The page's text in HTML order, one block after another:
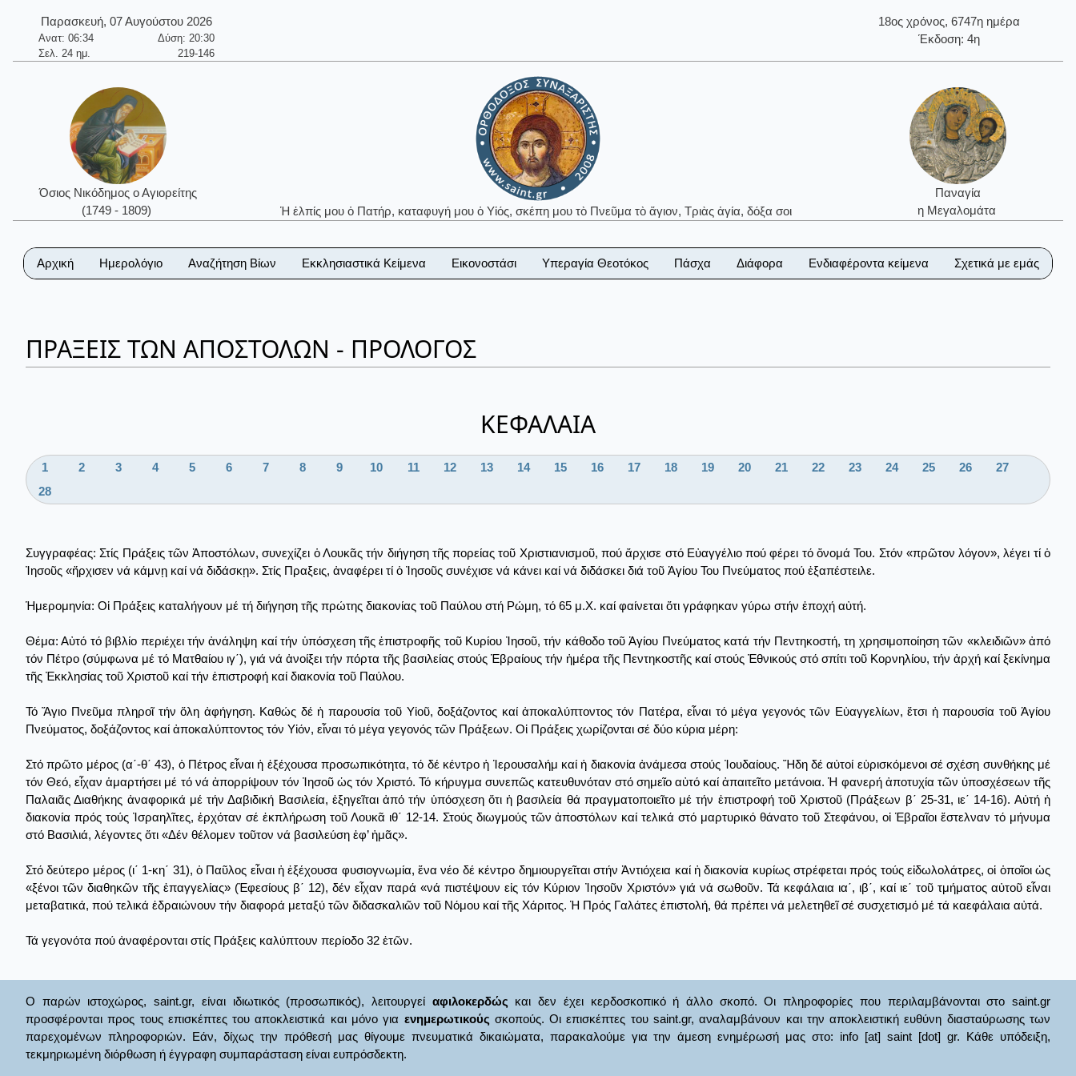
Παρασκευή, 07 Αυγούστου 2026
Ανατ: 06:34
Δύση: 20:30
Σελ. 24 ημ.
219-146
18ος χρόνος, 6747η ημέρα
Έκδοση: 4η
Όσιος Νικόδημος ο Αγιορείτης
(1749 - 1809)
Ἡ ἐλπίς μου ὁ Πατήρ, καταφυγή μου ὁ Υἱός, σκέπη μου τὸ Πνεῦμα τὸ ἅγιον, Τριὰς ἁγία, δόξα σοι
Παναγία
η Μεγαλομάτα
Αρχική Ημερολόγιο Αναζήτηση Βίων Εκκλησιαστικά Κείμενα Εικονοστάσι Υπεραγία Θεοτόκος Πάσχα Διάφορα Ενδιαφέροντα κείμενα Σχετικά με εμάς
ΠΡΑΞΕΙΣ ΤΩΝ ΑΠΟΣΤΟΛΩΝ - ΠΡΟΛΟΓΟΣ
ΚΕΦΑΛΑΙΑ
1 2 3 4 5 6 7 8 9 10 11 12 13 14 15 16 17 18 19 20 21 22 23 24 25 26
27
28
Συγγραφέας: Στίς Πράξεις τῶν Ἀποστόλων, συνεχίζει ὁ Λουκᾶς τήν διήγηση τῆς πορείας τοῦ Χριστιανισμοῦ, πού ἄρχισε στό Εὐαγγέλιο πού φέρει τό ὄνομά Του. Στόν «πρῶτον λόγον», λέγει τί ὁ
Ἰησοῦς «ἤρχισεν νά κάμνῃ καί νά διδάσκῃ». Στίς Πραξεις, ἀναφέρει τί ὁ Ἰησοῦς συνέχισε νά κάνει καί νά διδάσκει διά τοῦ Ἁγίου Του Πνεύματος πού ἐξαπέστειλε.
Ἡμερομηνία: Οἱ Πράξεις καταλήγουν μέ τή διήγηση τῆς πρώτης διακονίας τοῦ Παύλου στή Ρώμη, τό 65 μ.Χ. καί φαίνεται ὅτι γράφηκαν γύρω στήν ἐποχή αὐτή.
Θέμα: Αὐτό τό βιβλίο περιέχει τήν ἀνάληψη καί τήν ὑπόσχεση τῆς ἐπιστροφῆς τοῦ Κυρίου Ἰησοῦ, τήν κάθοδο τοῦ Ἁγίου Πνεύματος κατά τήν Πεντηκοστή, τη χρησιμοποίηση τῶν «κλειδιῶν» ἀπό
τόν Πέτρο (σύμφωνα μέ τό Ματθαίου ιγ΄), γιά νά ἀνοίξει τήν πόρτα τῆς βασιλείας στούς Ἑβραίους τήν ἡμέρα τῆς Πεντηκοστῆς καί στούς Ἐθνικούς στό σπίτι τοῦ Κορνηλίου, τήν ἀρχή καί ξεκίνημα
τῆς Ἐκκλησίας τοῦ Χριστοῦ καί τήν ἐπιστροφή καί διακονία τοῦ Παύλου.
Τό Ἅγιο Πνεῦμα πληροῖ τήν ὅλη ἀφήγηση. Καθώς δέ ἡ παρουσία τοῦ Υἱοῦ, δοξάζοντος καί ἀποκαλύπτοντος τόν Πατέρα, εἶναι τό μέγα γεγονός τῶν Εὐαγγελίων, ἔτσι ἡ παρουσία τοῦ Ἁγίου
Πνεύματος, δοξάζοντος καί ἀποκαλύπτοντος τόν Υἱόν, εἶναι τό μέγα γεγονός τῶν Πράξεων. Οἱ Πράξεις χωρίζονται σέ δύο κύρια μέρη:
Στό πρῶτο μέρος (α΄-θ΄ 43), ὁ Πέτρος εἶναι ἡ ἐξέχουσα προσωπικότητα, τό δέ κέντρο ἡ Ἱερουσαλήμ καί ἡ διακονία ἀνάμεσα στούς Ἰουδαίους. Ἤδη δέ αὐτοί εὑρισκόμενοι σέ σχέση συνθήκης μέ
τόν Θεό, εἶχαν ἁμαρτήσει μέ τό νά ἀπορρίψουν τόν Ἰησοῦ ὡς τόν Χριστό. Τό κήρυγμα συνεπῶς κατευθυνόταν στό σημεῖο αὐτό καί ἀπαιτεῖτο μετάνοια. Ἡ φανερή ἀποτυχία τῶν ὑποσχέσεων τῆς
Παλαιᾶς Διαθήκης ἀναφορικά μέ τήν Δαβιδική Βασιλεία, ἐξηγεῖται ἀπό τήν ὑπόσχεση ὅτι ἡ βασιλεία θά πραγματοποιεῖτο μέ τήν ἐπιστροφή τοῦ Χριστοῦ (Πράξεων β΄ 25-31, ιε΄ 14-16). Αὐτή ἡ
διακονία πρός τούς Ἰσραηλῖτες, ἐρχόταν σέ ἐκπλήρωση τοῦ Λουκᾶ ιθ΄ 12-14. Στούς διωγμούς τῶν ἀποστόλων καί τελικά στό μαρτυρικό θάνατο τοῦ Στεφάνου, οἱ Ἑβραῖοι ἔστελναν τό μήνυμα
στό Βασιλιά, λέγοντες ὅτι «Δέν θέλομεν τοῦτον νά βασιλεύση ἐφ’ ἡμᾶς».
Στό δεύτερο μέρος (ι΄ 1-κη΄ 31), ὁ Παῦλος εἶναι ἡ ἐξέχουσα φυσιογνωμία, ἕνα νέο δέ κέντρο δημιουργεῖται στήν Ἀντιόχεια καί ἡ διακονία κυρίως στρέφεται πρός τούς εἰδωλολάτρες, οἱ ὁποῖοι ὡς
«ξένοι τῶν διαθηκῶν τῆς ἐπαγγελίας» (Ἐφεσίους β΄ 12), δέν εἶχαν παρά «νά πιστέψουν εἰς τόν Κύριον Ἰησοῦν Χριστόν» γιά νά σωθοῦν. Τά κεφάλαια ια΄, ιβ΄, καί ιε΄ τοῦ τμήματος αὐτοῦ εἶναι
μεταβατικά, πού τελικά ἑδραιώνουν τήν διαφορά μεταξύ τῶν διδασκαλιῶν τοῦ Νόμου καί τῆς Χάριτος. Ἡ Πρός Γαλάτες ἐπιστολή, θά πρέπει νά μελετηθεῖ σέ συσχετισμό μέ τά καεφάλαια αὐτά.
Τά γεγονότα πού ἀναφέρονται στίς Πράξεις καλύπτουν περίοδο 32 ἐτῶν.
Ο παρών ιστοχώρος, saint.gr, είναι ιδιωτικός (προσωπικός), λειτουργεί αφιλοκερδώς και δεν έχει κερδοσκοπικό ή άλλο σκοπό. Οι πληροφορίες που περιλαμβάνονται στο saint.gr
προσφέρονται προς τους επισκέπτες του αποκλειστικά και μόνο για ενημερωτικούς σκοπούς. Οι επισκέπτες του saint.gr, αναλαμβάνουν και την αποκλειστική ευθύνη διασταύρωσης των
παρεχομένων πληροφοριών. Εάν, δίχως την πρόθεσή μας θίγουμε πνευματικά δικαιώματα, παρακαλούμε για την άμεση ενημέρωσή μας στο: info [at] saint [dot] gr. Κάθε υπόδειξη,
τεκμηριωμένη διόρθωση ή έγγραφη συμπαράσταση είναι ευπρόσδεκτη.